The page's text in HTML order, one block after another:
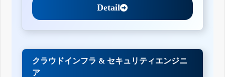
Detail
クラウドインフラ & セキュリティエンジニ
ア